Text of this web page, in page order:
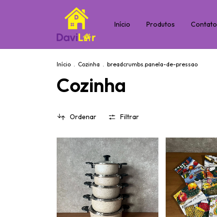
Início Produtos Contato
Início . Cozinha . breadcrumbs.panela-de-pressao
Cozinha
Ordenar Filtrar